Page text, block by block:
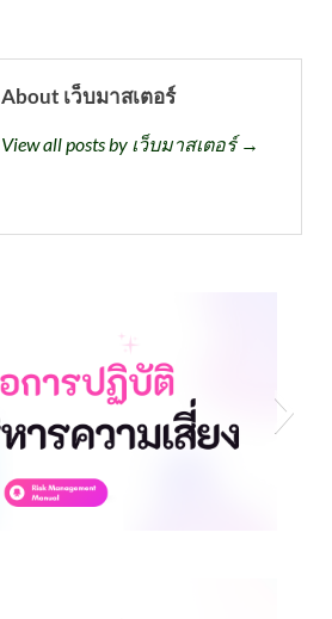
About เว็บมาสเตอร์
View all posts by เว็บมาสเตอร์ →